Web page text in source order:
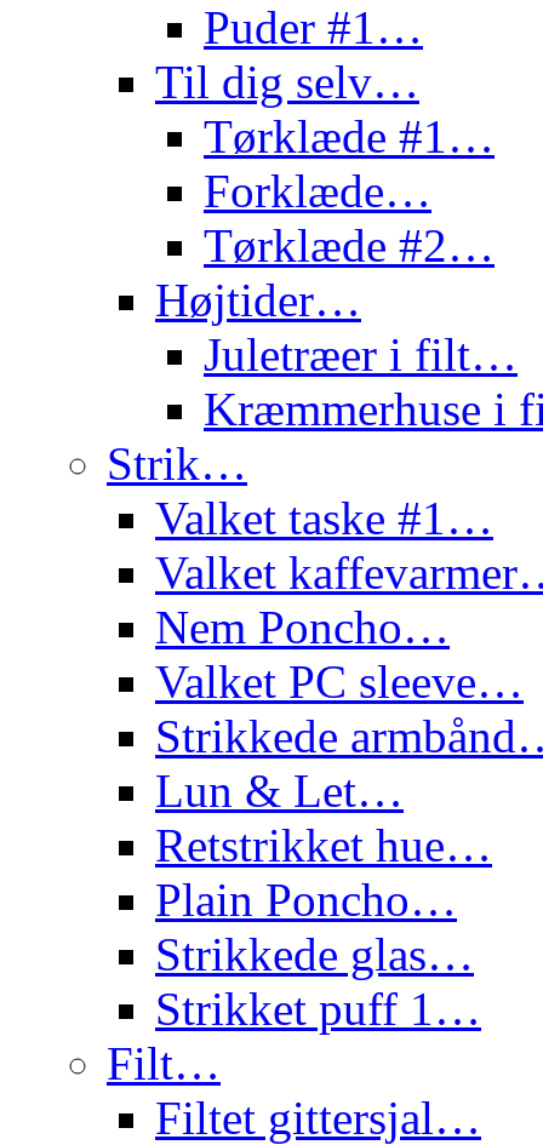
Puder #1…
Til dig selv…
Tørklæde #1…
Forklæde…
Tørklæde #2…
Højtider…
Juletræer i filt…
Kræmmerhuse
Strik…
Valket taske #1…
Valket
Nem Poncho…
Valket PC sleeve…
Strikkede
Lun & Let…
Retstrikket hue…
Plain Poncho…
Strikkede glas…
Strikket puff 1…
Filt…
Filtet gittersjal…